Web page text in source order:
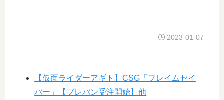
2023-01-07
【仮面ライダーアギト】CSG「フレイムセイ
バー」【プレバン受注開始】他